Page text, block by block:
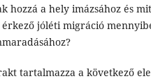
hozzá a hely imázsához és
jóléti migráció
tartalmazza a következő